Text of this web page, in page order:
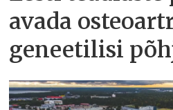
avada
geneetilisi